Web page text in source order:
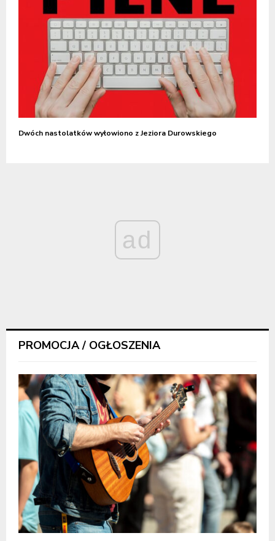
Dwóch nastolatków wyłowiono z Jeziora Durowskiego
ad
PROMOCJA / OGŁOSZENIA